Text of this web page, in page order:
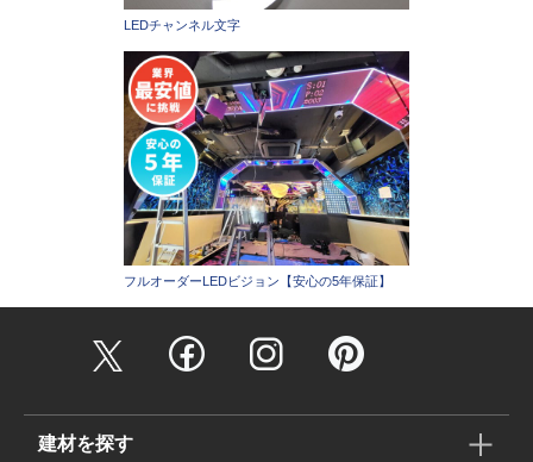
LEDチャンネル文字
フルオーダーLEDビジョン【安心の5年保証】
建材を探す